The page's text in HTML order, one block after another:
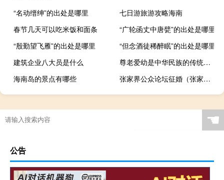
“名动缙绅”的出处是哪里
七日游旅游攻略海南
春节几天可以吃米饭和面条
“广轮函丈中唐甓”的出处是哪里
“殷勤望飞雁”的出处是哪里
“但念酒徒稀醉眠”的出处是哪里
建筑企业八大员是什么
尊老爱幼是中华民族的传统美德九九重阳节前夕（尊老爱幼是中华民族的传统美德）
海南岛的景点有哪些
张家界公众论坛征婚（张家界公众论坛留言）
☚
公告